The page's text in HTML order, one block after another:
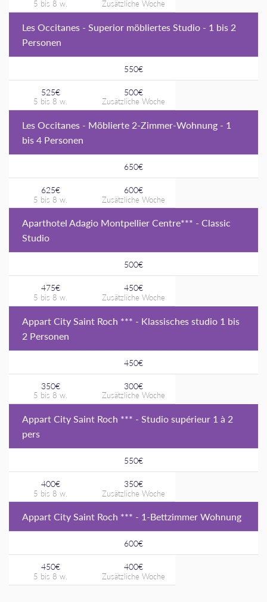
Les Occitanes - Superior möbliertes Studio - 1 bis 2
Personen
550€
525€
500€
Les Occitanes - Möblierte 2-Zimmer-Wohnung - 1
bis 4 Personen
650€
625€
600€
Aparthotel Adagio Montpellier Centre*** - Classic
Studio
500€
475€
450€
Appart City Saint Roch *** - Klassisches studio 1 bis
2 Personen
450€
350€
300€
Appart City Saint Roch *** - Studio supérieur 1 à 2
pers
550€
400€
350€
Appart City Saint Roch *** - 1-Bettzimmer Wohnung
600€
450€
400€